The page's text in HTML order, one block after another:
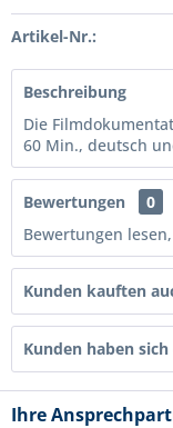
Artikel-Nr.:
Beschreibung
Die
60 Min., deutsch
Bewertungen
0
Bewertungen
Kunden kauften
Kunden haben
Ihre